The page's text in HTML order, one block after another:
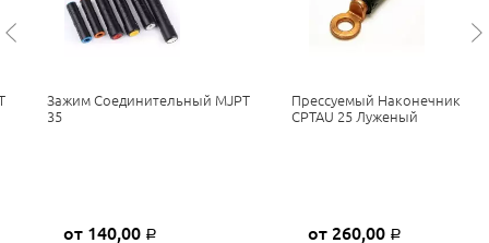
Зажим Соединительный MJPT
35
от 140,00 Р
Прессуемый Наконечник
CPTAU 25 Луженый
от 260,00 Р